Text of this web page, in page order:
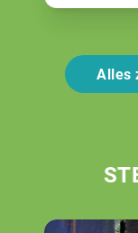
Alles